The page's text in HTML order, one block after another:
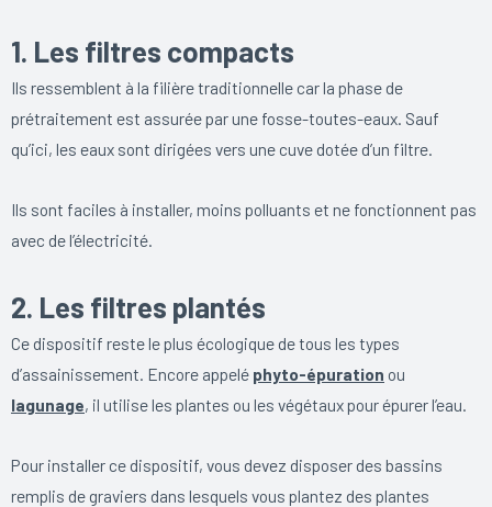
1. Les filtres compacts
Ils ressemblent à la filière traditionnelle car la phase de
prétraitement est assurée par une fosse-toutes-eaux. Sauf
qu’ici, les eaux sont dirigées vers une cuve dotée d’un filtre.
Ils sont faciles à installer, moins polluants et ne fonctionnent pas
avec de l’électricité.
2. Les filtres plantés
Ce dispositif reste le plus écologique de tous les types
d’assainissement. Encore appelé phyto-épuration ou
lagunage, il utilise les plantes ou les végétaux pour épurer l’eau.
Pour installer ce dispositif, vous devez disposer des bassins
remplis de graviers dans lesquels vous plantez des plantes